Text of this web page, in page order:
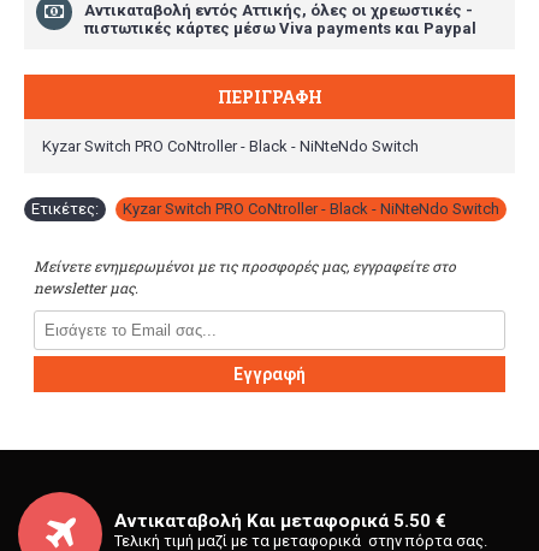
Aντικαταβολή εντός Αττικής, όλες οι χρεωστικές -
πιστωτικές κάρτες μέσω Viva payments και Paypal
ΠΕΡΙΓΡΑΦΉ
Kyzar Switch PRO CoNtroller - Black - NiNteNdo Switch
Ετικέτες: Kyzar Switch PRO CoNtroller - Black - NiNteNdo Switch
Μείνετε ενημερωμένοι με τις προσφορές μας, εγγραφείτε στο
newsletter μας.
Εγγραφή
Αντικαταβολή Και μεταφορικά 5.50 €
Τελική τιμή μαζί με τα μεταφορικά στην πόρτα σας.